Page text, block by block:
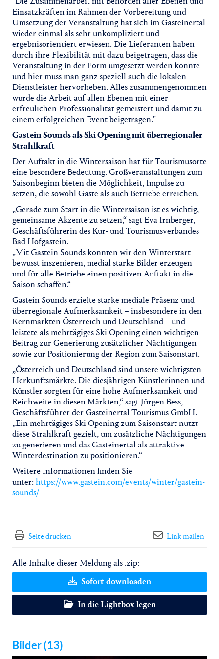
Einsatzkräften im Rahmen der Vorbereitung und
Umsetzung der Veranstaltung hat sich im Gasteinertal
wieder einmal als sehr unkompliziert und
ergebnisorientiert erwiesen. Die Lieferanten haben
durch ihre Flexibilität mit dazu beigetragen, dass die
Veranstaltung in der Form umgesetzt werden konnte –
und hier muss man ganz speziell auch die lokalen
Dienstleister hervorheben. Alles zusammengenommen
wurde die Arbeit auf allen Ebenen mit einer
erfreulichen Professionalität gemeistert und damit zu
einem erfolgreichen Event beigetragen."
Gastein Sounds als Ski Opening mit überregionaler
Strahlkraft
Der Auftakt in die Wintersaison hat für Tourismusorte
eine besondere Bedeutung. Großveranstaltungen zum
Saisonbeginn bieten die Möglichkeit, Impulse zu
setzen, die sowohl Gäste als auch Betriebe erreichen.
„Gerade zum Start in die Wintersaison ist es wichtig,
gemeinsame Akzente zu setzen,“ sagt Eva Irnberger,
Geschäftsführerin des Kur- und Tourismusverbandes
Bad Hofgastein.
„Mit Gastein Sounds konnten wir den Winterstart
bewusst inszenieren, medial starke Bilder erzeugen
und für alle Betriebe einen positiven Auftakt in die
Saison schaffen.“
Gastein Sounds erzielte starke mediale Präsenz und
überregionale Aufmerksamkeit – insbesondere in den
Kernmärkten Österreich und Deutschland – und
leistete als mehrtägiges Ski Opening einen wichtigen
Beitrag zur Generierung zusätzlicher Nächtigungen
sowie zur Positionierung der Region zum Saisonstart.
„Österreich und Deutschland sind unsere wichtigsten
Herkunftsmärkte. Die diesjährigen Künstlerinnen und
Künstler sorgten für eine hohe Aufmerksamkeit und
Reichweite in diesen Märkten,“ sagt Jürgen Bess,
Geschäftsführer der Gasteinertal Tourismus GmbH.
„Ein mehrtägiges Ski Opening zum Saisonstart nutzt
diese Strahlkraft gezielt, um zusätzliche Nächtigungen
zu generieren und das Gasteinertal als attraktive
Winterdestination zu positionieren.“
Weitere Informationen finden Sie
unter: https://www.gastein.com/events/winter/gastein-
sounds/
Seite drucken Link mailen
Alle Inhalte dieser Meldung als .zip:
Sofort downloaden
In die Lightbox legen
Bilder (13)